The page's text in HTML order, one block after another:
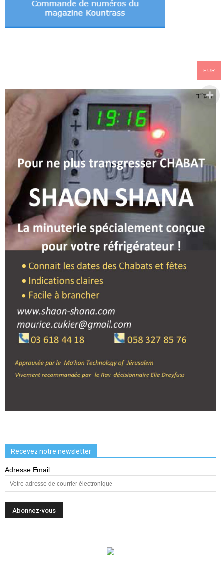
Recevez notre newsletter
Adresse Email
EUR